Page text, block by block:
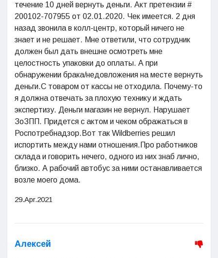
течение 10 дней вернуть деньги. Акт претензии #
200102-707955 от 02.01.2020. Чек имеется. 2 дня
назад звонила в колл-центр, который ничего не
знает и не решает. Мне ответили, что сотрудник
должен был дать внешне осмотреть мне
целостность упаковки до оплаты. А при
обнаружении брака/недовложения на месте вернуть
деньги.С товаром от кассы не отходила. Почему-то
я должна отвечать за плохую технику и ждать
экспертизу. Деньги магазин не вернул. Нарушает
ЗоЗПП. Придется с актом и чеком ображаться в
Роспотребнадзор.Вот так Wildberries решил
испортить между нами отношения.Про работников
склада и говорить нечего, одного из них знаб лично,
близко. А рабочий автобус за ними останавливается
возле моего дома.
29.Apr.2021
Алексей